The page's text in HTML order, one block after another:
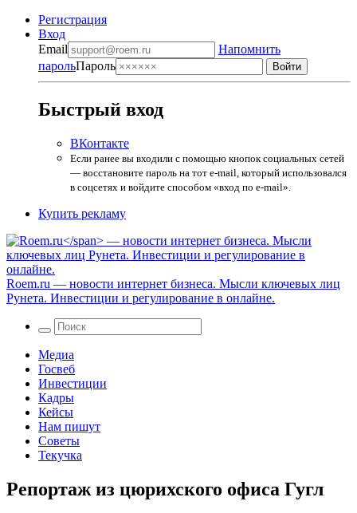
Регистрация
Вход
Email
Напомнить
парольПароль
Быстрый вход
ВКонтакте
Если ранее вы входили с помощью кнопок социальных сетей
— восстановите пароль на тот e-mail, который использовался
в соцсетях и войдите способом «вход по e-mail».
Купить рекламу
Roem.ru — новости интернет бизнеса. Мысли ключевых лиц
Рунета. Инвестиции и регулирование в онлайне.
Медиа
Госвеб
Инвестиции
Кадры
Кейсы
Нам пишут
Советы
Текучка
Репортаж из цюрихского офиса Гугл